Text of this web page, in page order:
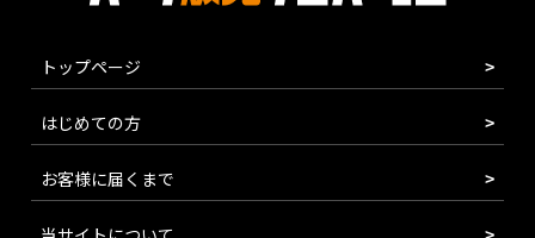
トップページ
はじめての方
お客様に届くまで